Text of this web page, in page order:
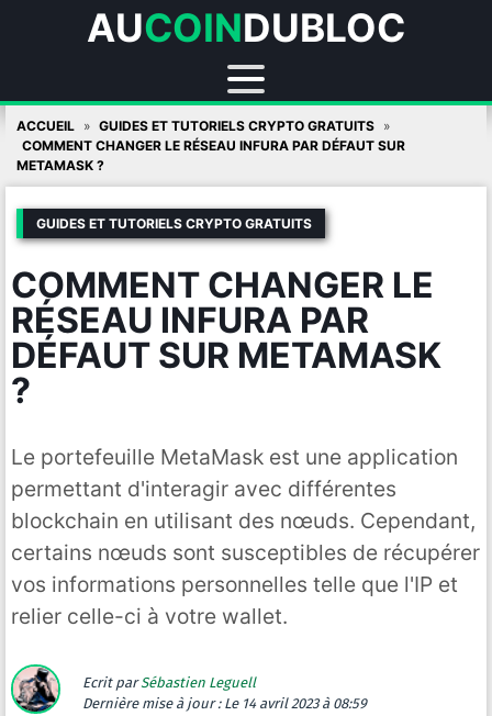
AUCOINDUBLOC
Skip
content
ACCUEIL
GUIDES ET TUTORIELS CRYPTO GRATUITS
COMMENT CHANGER LE RÉSEAU INFURA PAR DÉFAUT SUR
METAMASK ?
GUIDES ET TUTORIELS CRYPTO GRATUITS
COMMENT CHANGER LE
RÉSEAU INFURA PAR
DÉFAUT SUR METAMASK
?
Le portefeuille MetaMask est une application
permettant d'interagir avec différentes
blockchain en utilisant des nœuds. Cependant,
certains nœuds sont susceptibles de récupérer
vos informations personnelles telle que l'IP et
relier celle-ci à votre wallet.
Ecrit parSébastien Leguell
Dernière mise à jour : Le 14 avril 2023 à 08:59